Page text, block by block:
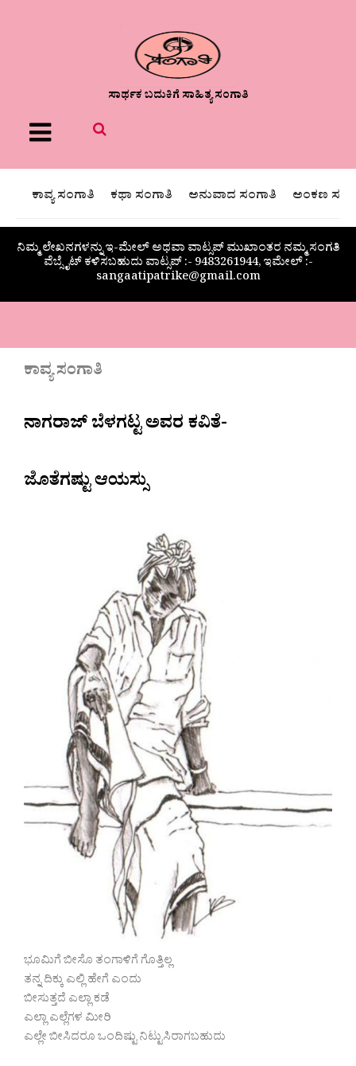
ಸಾರ್ಥಕ ಬದುಕಿಗೆ ಸಾಹಿತ್ಯ ಸಂಗಾತಿ
Menu
ಕಾವ್ಯ ಸಂಗಾತಿ ಕಥಾ ಸಂಗಾತಿ ಅನುವಾದ ಸಂಗಾತಿ ಅಂಕಣ
ನಿಮ್ಮ ಲೇಖನಗಳನ್ನು ಇ-ಮೇಲ್ ಅಥವಾ ವಾಟ್ಸಪ್ ಮುಖಾಂತರ ನಮ್ಮ ಸಂಗತಿ
ವೆಬ್ಸೈಟ್ ಕಳಿಸಬಹುದು ವಾಟ್ಸಪ್‌ :- 9483261944, ಇಮೇಲ್ :-
sangaatipatrike@gmail.com
ಕಾವ್ಯ ಸಂಗಾತಿ
ನಾಗರಾಜ್ ಬೆಳಗಟ್ಟ ಅವರ ಕವಿತೆ-
ಜೊತೆಗಷ್ಟು ಆಯಸ್ಸು
ಭೂಮಿಗೆ ಬೀಸೊ ತಂಗಾಳಿಗೆ ಗೊತ್ತಿಲ್ಲ
ತನ್ನ ದಿಕ್ಕು ಎಲ್ಲಿ ಹೇಗೆ ಎಂದು
ಬೀಸುತ್ತದೆ ಎಲ್ಲಾ ಕಡೆ
ಎಲ್ಲಾ ಎಲ್ಲೆಗಳ ಮೀರಿ
ಎಲ್ಲೇ ಬೀಸಿದರೂ ಒಂದಿಷ್ಟು ನಿಟ್ಟುಸಿರಾಗಬಹುದು